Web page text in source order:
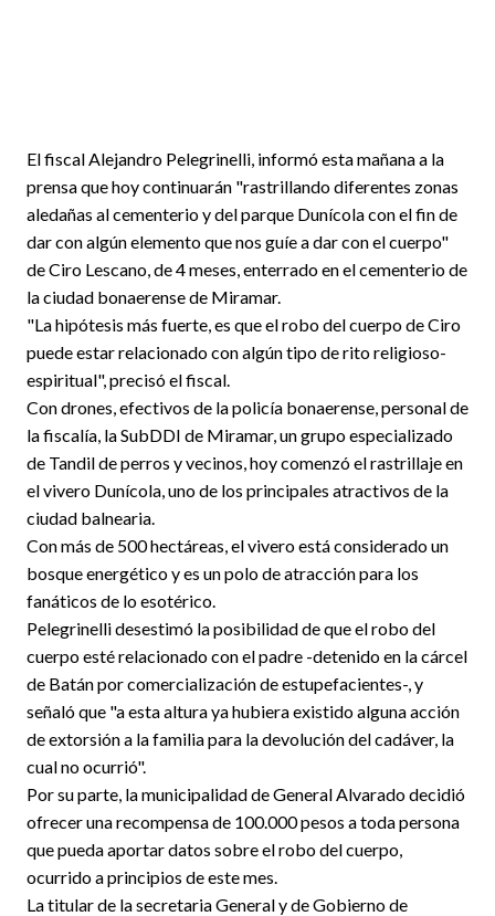
El fiscal Alejandro Pelegrinelli, informó esta mañana a la
prensa que hoy continuarán "rastrillando diferentes zonas
aledañas al cementerio y del parque Dunícola con el fin de
dar con algún elemento que nos guíe a dar con el cuerpo"
de Ciro Lescano, de 4 meses, enterrado en el cementerio de
la ciudad bonaerense de Miramar.
"La hipótesis más fuerte, es que el robo del cuerpo de Ciro
puede estar relacionado con algún tipo de rito religioso-
espiritual", precisó el fiscal.
Con drones, efectivos de la policía bonaerense, personal de
la fiscalía, la SubDDI de Miramar, un grupo especializado
de Tandil de perros y vecinos, hoy comenzó el rastrillaje en
el vivero Dunícola, uno de los principales atractivos de la
ciudad balnearia.
Con más de 500 hectáreas, el vivero está considerado un
bosque energético y es un polo de atracción para los
fanáticos de lo esotérico.
Pelegrinelli desestimó la posibilidad de que el robo del
cuerpo esté relacionado con el padre -detenido en la cárcel
de Batán por comercialización de estupefacientes-, y
señaló que "a esta altura ya hubiera existido alguna acción
de extorsión a la familia para la devolución del cadáver, la
cual no ocurrió".
Por su parte, la municipalidad de General Alvarado decidió
ofrecer una recompensa de 100.000 pesos a toda persona
que pueda aportar datos sobre el robo del cuerpo,
ocurrido a principios de este mes.
La titular de la secretaria General y de Gobierno de